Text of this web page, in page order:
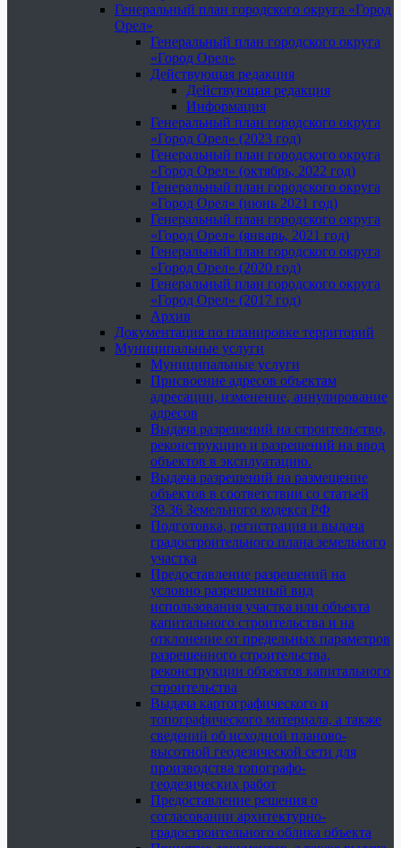
Генеральный план городского округа «Город
Орел»
Генеральный план городского округа
«Город Орел»
Действующая редакция
Действующая редакция
Информация
Генеральный план городского округа
«Город Орел» (2023 год)
Генеральный план городского округа
«Город Орел» (октябрь, 2022 год)
Генеральный план городского округа
«Город Орел» (июнь 2021 год)
Генеральный план городского округа
«Город Орел» (январь, 2021 год)
Генеральный план городского округа
«Город Орел» (2020 год)
Генеральный план городского округа
«Город Орел» (2017 год)
Архив
Документация по планировке территорий
Муниципальные услуги
Муниципальные услуги
Присвоение адресов объектам
адресации, изменение, аннулирование
адресов
Выдача разрешений на строительство,
реконструкцию и разрешений на ввод
объектов в эксплуатацию.
Выдача разрешений на размещение
объектов в соответствии со статьей
39.36 Земельного кодекса РФ
Подготовка, регистрация и выдача
градостроительного плана земельного
участка
Предоставление разрешений на
условно разрешенный вид
использования участка или объекта
капитального строительства и на
отклонение от предельных параметров
разрешенного строительства,
реконструкции объектов капитального
строительства
Выдача картографического и
топографического материала, а также
сведений об исходной планово-
высотной геодезической сети для
производства топографо-
геодезических работ
Предоставление решения о
согласовании архитектурно-
градостроительного облика объекта